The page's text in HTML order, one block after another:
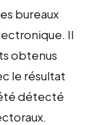
bureaux
Il
obtenus
le résultat
détecté